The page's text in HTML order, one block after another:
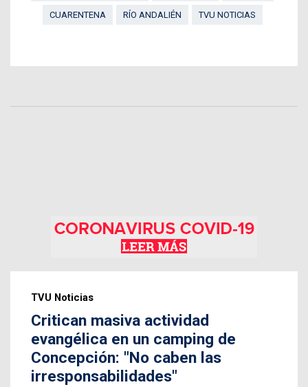
CUARENTENA RÍO ANDALIÉN TVU NOTICIAS
TVU Noticias
Critican masiva actividad
evangélica en un camping de
Concepción: "No caben las
irresponsabilidades"